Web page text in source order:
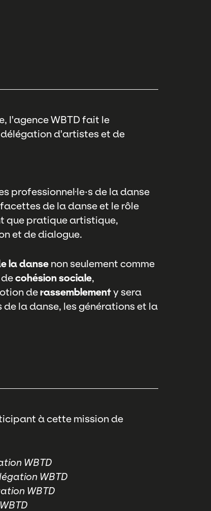
l'agence WBTD fait le
d'artistes et de
professionnel·le·s de la danse
de la danse et le rôle
que pratique artistique,
et de dialogue.
la dansenon seulement comme
cohésion sociale,
derassemblementy sera
la danse, les générations et la
à cette mission de
WBTD
WBTD
WBTD